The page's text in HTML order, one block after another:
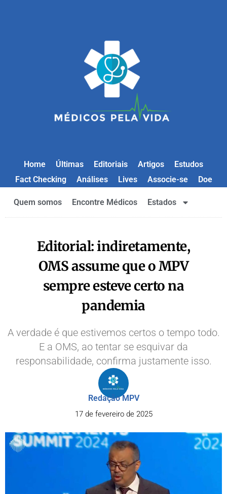
Home Últimas Editoriais Artigos
Estudos
Fact Checking
Análises Lives Associe-se Doe
Quem somos Encontre Médicos Estados
Editorial: indiretamente,
OMS assume que o MPV
sempre esteve certo na
pandemia
A verdade é que estivemos certos o tempo todo.
E a OMS, ao tentar se esquivar da
responsabilidade, confirma justamente isso.
Redação MPV
17 de fevereiro de 2025